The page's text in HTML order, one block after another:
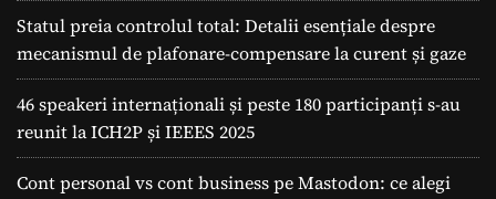
Statul preia controlul total: Detalii esențiale despre
mecanismul de plafonare-compensare la curent și gaze
46 speakeri internaționali și peste 180 participanți s-au
reunit la ICH2P și IEEES 2025
Cont personal vs cont business pe Mastodon: ce alegi